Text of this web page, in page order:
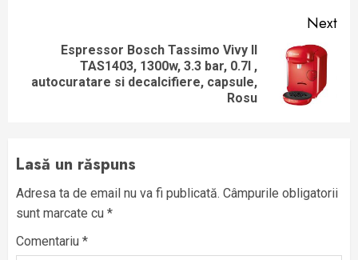
Next
post:
Espressor Bosch Tassimo Vivy II
TAS1403, 1300w, 3.3 bar, 0.7l ,
autocuratare si decalcifiere, capsule,
Rosu
Lasă un răspuns
Adresa ta de email nu va fi publicată. Câmpurile obligatorii
sunt marcate cu *
Comentariu *